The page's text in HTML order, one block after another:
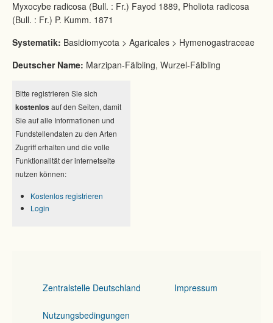
Myxocybe radicosa (Bull. : Fr.) Fayod 1889, Pholiota radicosa
(Bull. : Fr.) P. Kumm. 1871
Systematik: Basidiomycota > Agaricales > Hymenogastraceae
Deutscher Name: Marzipan-Fälbling, Wurzel-Fälbling
Bitte registrieren Sie sich
kostenlos auf den Seiten, damit
Sie auf alle Informationen und
Fundstellendaten zu den Arten
Zugriff erhalten und die volle
Funktionalität der internetseite
nutzen können:
Kostenlos registrieren
Login
Zentralstelle Deutschland Impressum
Nutzungsbedingungen